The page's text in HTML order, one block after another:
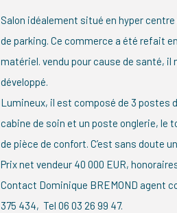
Salon idéalement situé en hyper
de parking. Ce commerce a été refait
matériel. vendu pour cause de santé, il
développé.
Lumineux, il est composé de 3 postes
cabine de soin et un poste onglerie, le
de pièce de confort. C’est sans doute
Prix net vendeur 40 000 EUR,
Contact Dominique BREMOND agent
375 434, Tel 06 03 26 99 47.